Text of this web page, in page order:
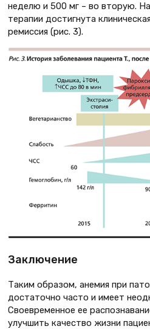
неделю и 500 мг – во вторую.
терапии достигнута
ремиссия (рис. 3).
Заключение
Таким образом, анемия при
достаточно часто и имеет
Своевременное ее
улучшить качество жизни